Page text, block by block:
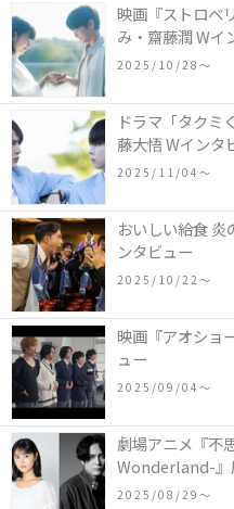
映画『ストロベ
み・齋藤潤 Wイ
2025/10/28〜
ドラマ「タクミ
藤大悟 Wインタ
2025/11/04〜
おいしい給食
ンタビュー
2025/10/22〜
映画『アオショ
ュー
2025/09/04〜
劇場アニメ『不
Wonderland-』
ュー
2025/08/29〜